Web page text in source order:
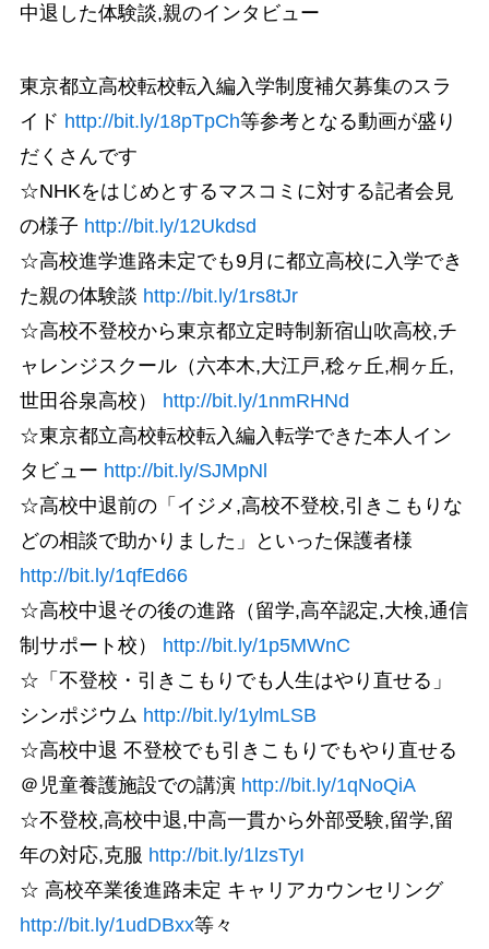
中退した体験談,親のインタビュー
東京都立高校転校転入編入学制度補欠募集のスラ
イド http://bit.ly/18pTpCh等参考となる動画が盛り
だくさんです
☆NHKをはじめとするマスコミに対する記者会見
の様子 http://bit.ly/12Ukdsd
☆高校進学進路未定でも9月に都立高校に入学でき
た親の体験談 http://bit.ly/1rs8tJr
☆高校不登校から東京都立定時制新宿山吹高校,チ
ャレンジスクール（六本木,大江戸,稔ヶ丘,桐ヶ丘,
世田谷泉高校）
http://bit.ly/1nmRHNd
☆東京都立高校転校転入編入転学できた本人イン
タビュー http://bit.ly/SJMpNl
☆高校中退前の「イジメ,高校不登校,引きこもりな
どの相談で助かりました」といった保護者様
http://bit.ly/1qfEd66
☆高校中退その後の進路（留学,高卒認定,大検,通信
制サポート校）
http://bit.ly/1p5MWnC
☆「不登校・引きこもりでも人生はやり直せる」
シンポジウム http://bit.ly/1ylmLSB
☆高校中退 不登校でも引きこもりでもやり直せる
＠児童養護施設での講演 http://bit.ly/1qNoQiA
☆不登校,高校中退,中高一貫から外部受験,留学,留
年の対応,克服 http://bit.ly/1lzsTyI
☆ 高校卒業後進路未定 キャリアカウンセリング
http://bit.ly/1udDBxx等々